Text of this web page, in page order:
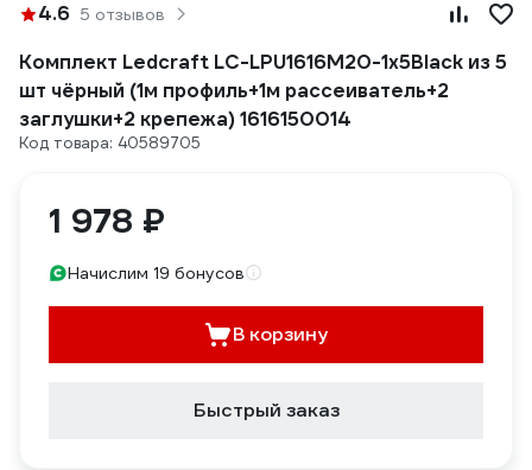
4.6 5 отзывов
Комплект Ledcraft LC-LPU1616M20-1x5Black из 5
шт чёрный (1м профиль+1м рассеиватель+2
заглушки+2 крепежа) 1616150014
Код товара: 40589705
1 978 ₽
Начислим 19 бонусов
В корзину
Быстрый заказ